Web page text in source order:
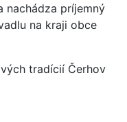
nachádza príjemný
na kraji obce
tradícií Čerhov